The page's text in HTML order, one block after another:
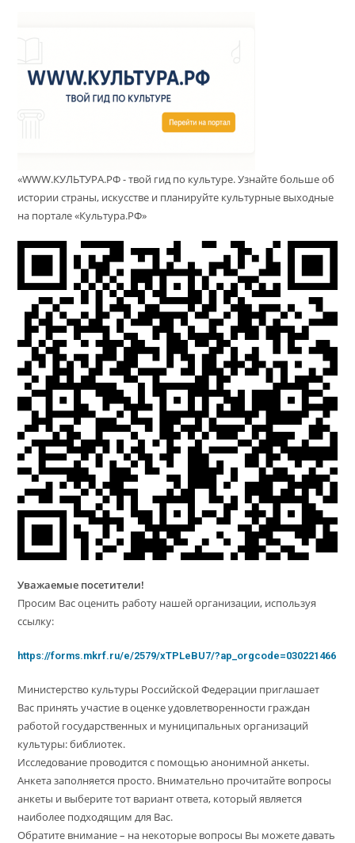
«WWW.КУЛЬТУРА.РФ - твой гид по культуре. Узнайте больше об
истории страны, искусстве и планируйте культурные выходные
на портале «Культура.РФ»
Уважаемые посетители!
Просим Вас оценить работу нашей организации, используя
ссылку:
https://forms.mkrf.ru/e/2579/xTPLeBU7/?ap_orgcode=030221466
Министерство культуры Российской Федерации приглашает
Вас принять участие в оценке удовлетворенности граждан
работой государственных и муниципальных организаций
культуры: библиотек.
Исследование проводится с помощью анонимной анкеты.
Анкета заполняется просто. Внимательно прочитайте вопросы
анкеты и выберите тот вариант ответа, который является
наиболее подходящим для Вас.
Обратите внимание – на некоторые вопросы Вы можете давать